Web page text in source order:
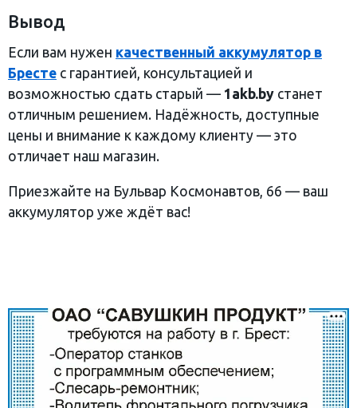
Вывод
Если вам нужен качественный аккумулятор в
Бресте с гарантией, консультацией и
возможностью сдать старый — 1akb.by станет
отличным решением. Надёжность, доступные
цены и внимание к каждому клиенту — это
отличает наш магазин.
Приезжайте на Бульвар Космонавтов, 66 — ваш
аккумулятор уже ждёт вас!